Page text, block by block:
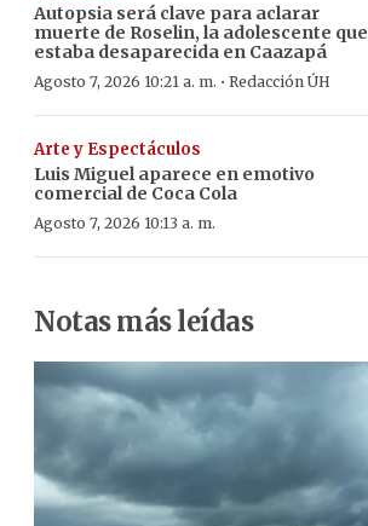
Autopsia será clave para aclarar
muerte de Roselin, la adolescente que
estaba desaparecida en Caazapá
Agosto 7, 2026 10:21 a. m. · Redacción ÚH
Arte y Espectáculos
Luis Miguel aparece en emotivo
comercial de Coca Cola
Agosto 7, 2026 10:13 a. m.
Notas más leídas